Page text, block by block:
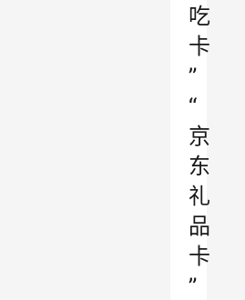
吃
卡
”
“
京
东
礼
品
卡
”